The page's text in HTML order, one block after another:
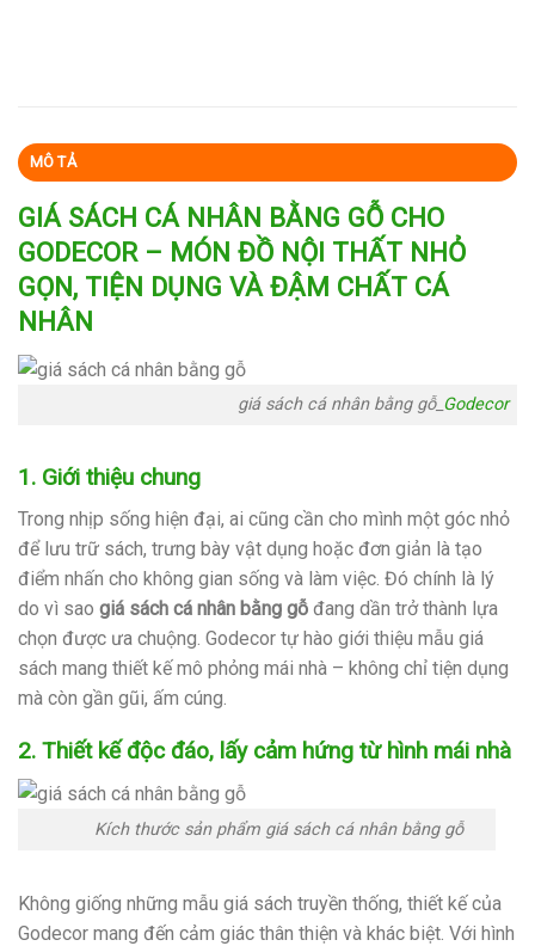
MÔ TẢ
GIÁ SÁCH CÁ NHÂN BẰNG GỖ CHO
GODECOR – MÓN ĐỒ NỘI THẤT NHỎ
GỌN, TIỆN DỤNG VÀ ĐẬM CHẤT CÁ
NHÂN
giá sách cá nhân bằng gỗ_ Godecor
1. Giới thiệu chung
Trong nhịp sống hiện đại, ai cũng cần cho mình một góc nhỏ
để lưu trữ sách, trưng bày vật dụng hoặc đơn giản là tạo
điểm nhấn cho không gian sống và làm việc. Đó chính là lý
do vì sao giá sách cá nhân bằng gỗ đang dần trở thành lựa
chọn được ưa chuộng. Godecor tự hào giới thiệu mẫu giá
sách mang thiết kế mô phỏng mái nhà – không chỉ tiện dụng
mà còn gần gũi, ấm cúng.
2. Thiết kế độc đáo, lấy cảm hứng từ hình mái nhà
Kích thước sản phẩm giá sách cá nhân bằng gỗ
Không giống những mẫu giá sách truyền thống, thiết kế của
Godecor mang đến cảm giác thân thiện và khác biệt. Với hình